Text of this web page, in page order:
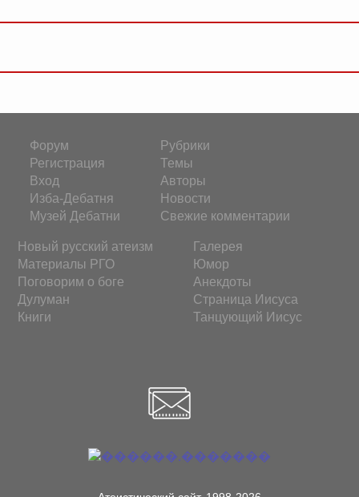
Форум
Регистрация
Вход
Изба-Дебатня
Музей Дебатни
Рубрики
Темы
Авторы
Новости
Свежие комментарии
Новый русский атеизм
Материалы РГО
Поговорим о боге
Дулуман
Книги
Галерея
Юмор
Анекдоты
Страница Иисуса
Танцующий Иисус